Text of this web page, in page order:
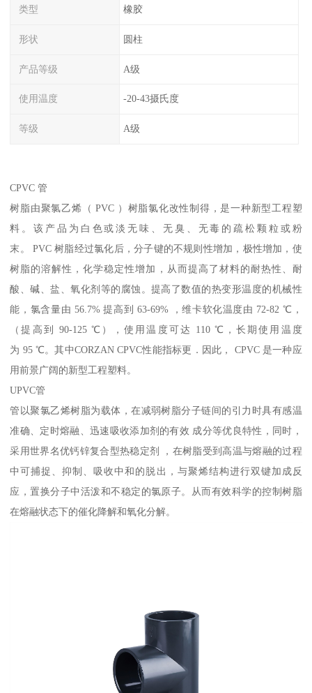
类型 橡胶
形状 圆柱
产品等级 A级
使用温度 -20-43摄氏度
等级 A级
CPVC 管
树脂由聚氯乙烯（ PVC ）树脂氯化改性制得，是一种新型工程塑
料。该产品为白色或淡无味、无臭、无毒的疏松颗粒或粉
末。 PVC 树脂经过氯化后，分子键的不规则性增加，极性增加，使
树脂的溶解性，化学稳定性增加，从而提高了材料的耐热性、耐
酸、碱、盐、氧化剂等的腐蚀。提高了数值的热变形温度的机械性
能，氯含量由 56.7% 提高到 63-69% ，维卡软化温度由 72-82 ℃，
（提高到 90-125 ℃），使用温度可达 110 ℃，长期使用温度
为 95 ℃。其中CORZAN CPVC性能指标更．因此， CPVC 是一种应
用前景广阔的新型工程塑料。
UPVC管
管以聚氯乙烯树脂为载体，在减弱树脂分子链间的引力时具有感温
准确、定时熔融、迅速吸收添加剂的有效 成分等优良特性，同时，
采用世界名优钙锌复合型热稳定剂 ，在树脂受到高温与熔融的过程
中可捕捉、抑制、吸收中和的脱出，与聚烯结构进行双键加成反
应，置换分子中活泼和不稳定的氯原子。从而有效科学的控制树脂
在熔融状态下的催化降解和氧化分解。